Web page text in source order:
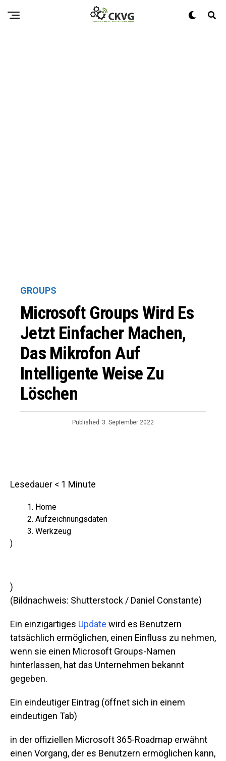
GROUPS
Microsoft Groups Wird Es
Jetzt Einfacher Machen,
Das Mikrofon Auf
Intelligente Weise Zu
Löschen
Published 3. September 2022
Lesedauer < 1 Minute
Home
Aufzeichnungsdaten
Werkzeug
)
)
(Bildnachweis: Shutterstock / Daniel Constante)
Ein einzigartiges Update wird es Benutzern
tatsächlich ermöglichen, einen Einfluss zu nehmen,
wenn sie einen Microsoft Groups-Namen
hinterlassen, hat das Unternehmen bekannt
gegeben.
Ein eindeutiger Eintrag (öffnet sich in einem
eindeutigen Tab)
in der offiziellen Microsoft 365-Roadmap erwähnt
einen Vorgang, der es Benutzern ermöglichen kann,